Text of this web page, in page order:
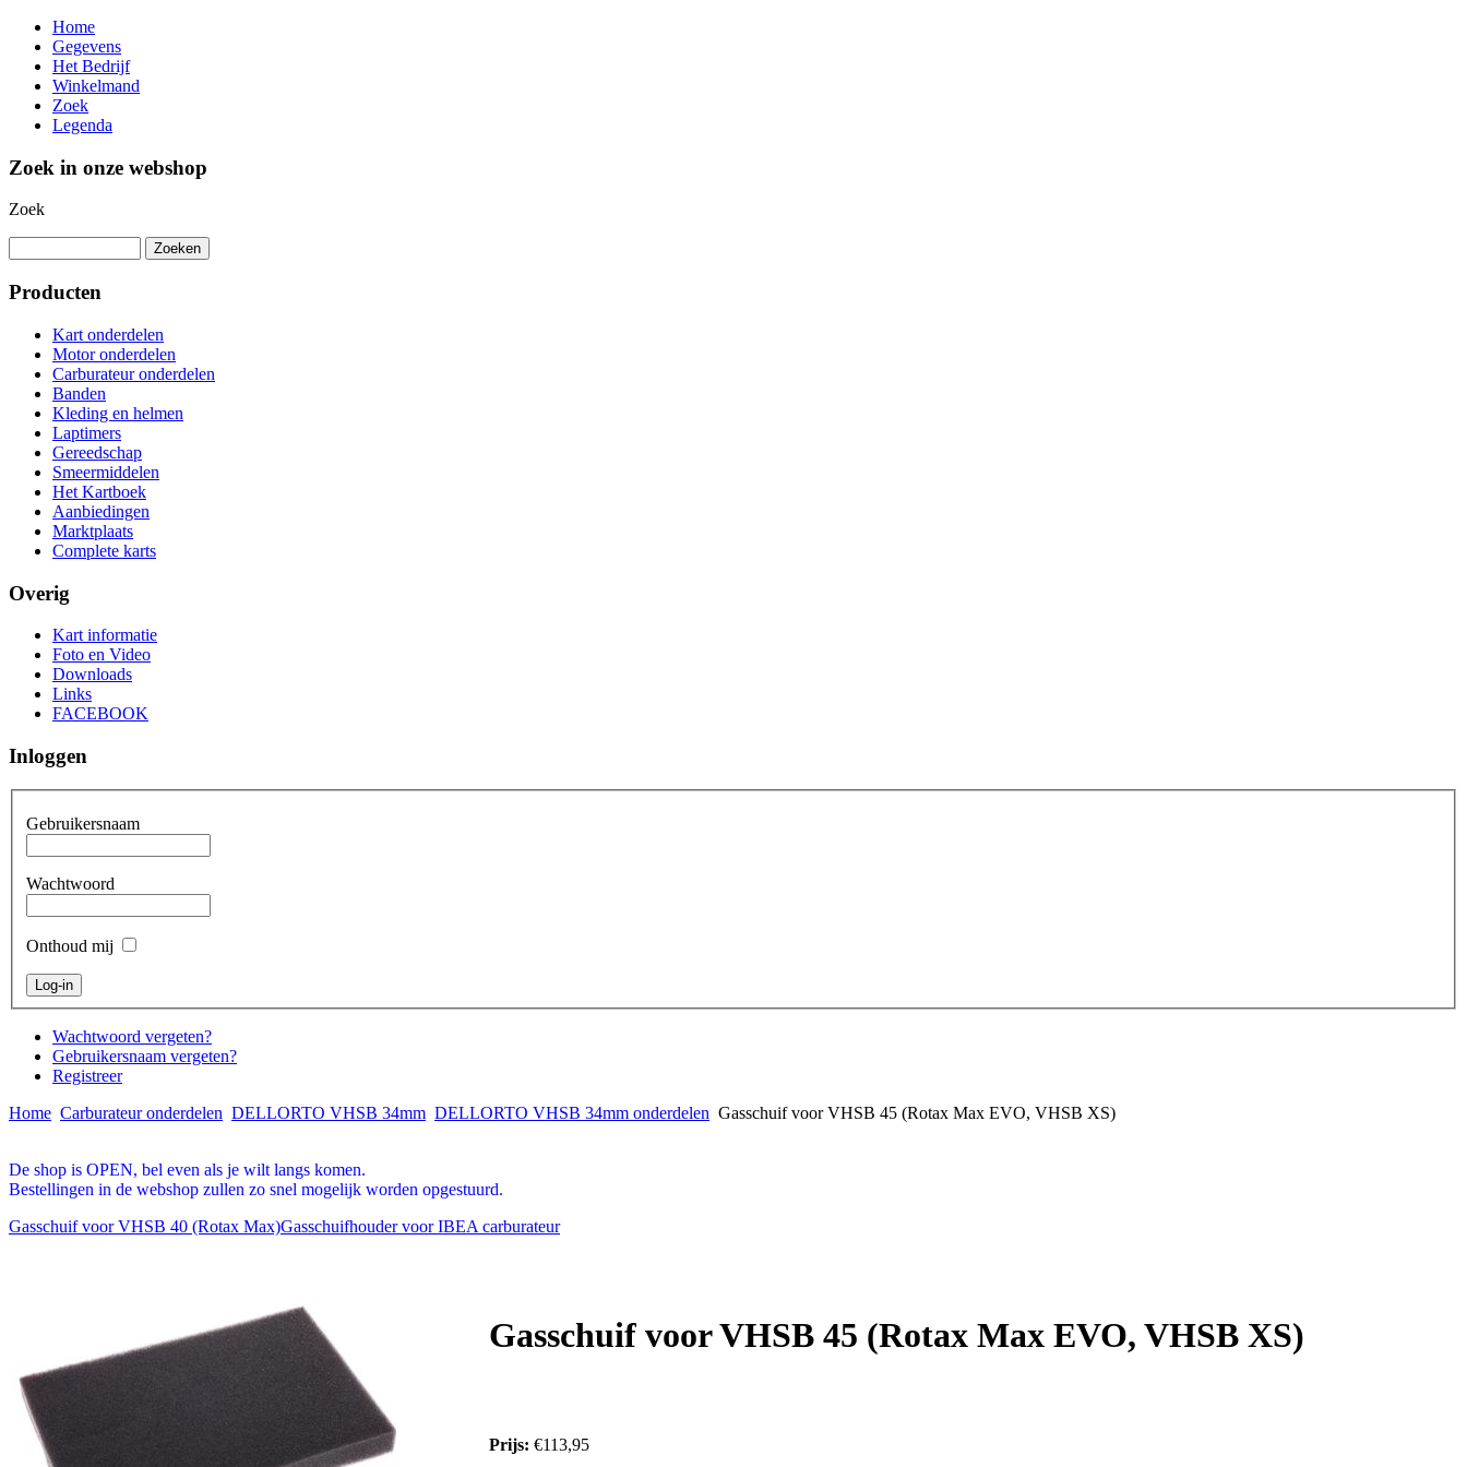
Home
Gegevens
Het Bedrijf
Winkelmand
Zoek
Legenda
Zoek in onze webshop
Zoek
Producten
Kart onderdelen
Motor onderdelen
Carburateur onderdelen
Banden
Kleding en helmen
Laptimers
Gereedschap
Smeermiddelen
Het Kartboek
Aanbiedingen
Marktplaats
Complete karts
Overig
Kart informatie
Foto en Video
Downloads
Links
FACEBOOK
Inloggen
Gebruikersnaam
Wachtwoord
Onthoud mij
Wachtwoord vergeten?
Gebruikersnaam vergeten?
Registreer
Home Carburateur onderdelen DELLORTO VHSB 34mm DELLORTO VHSB 34mm onderdelen Gasschuif voor VHSB 45 (Rotax Max EVO, VHSB XS)
De shop is OPEN, bel even als je wilt langs komen.
Bestellingen in de webshop zullen zo snel mogelijk worden opgestuurd.
Gasschuif voor VHSB 40 (Rotax Max)Gasschuifhouder voor IBEA carburateur
Gasschuif voor VHSB 45 (Rotax Max EVO, VHSB XS)
Prijs: €113,95